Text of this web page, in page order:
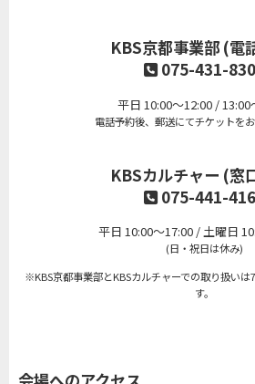
KBS京都事業部 (電
075-431-
平日 10:00～12:00 / 13:00
電話予約後、郵送にてチケットをお
KBSカルチャー (窓
075-441-
平日 10:00～17:00 / 土曜日
(日・祝日は休み)
※KBS京都事業部とKBSカルチャーでの取り扱い
す。